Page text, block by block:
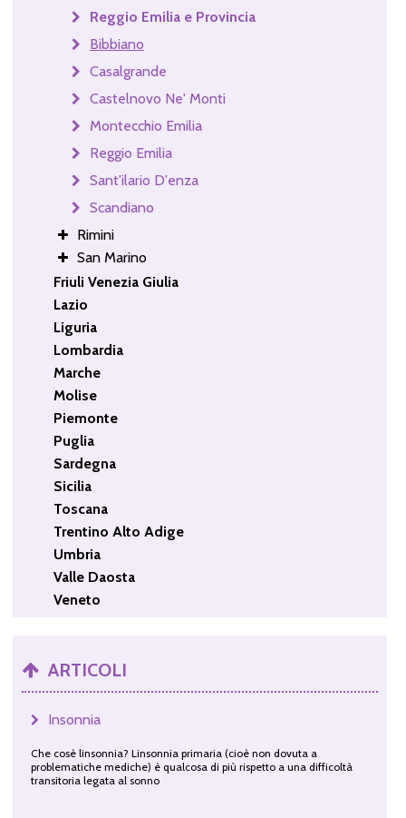
Reggio Emilia e Provincia
Bibbiano
Casalgrande
Castelnovo Ne' Monti
Montecchio Emilia
Reggio Emilia
Sant'ilario D'enza
Scandiano
Rimini
San Marino
Friuli Venezia Giulia
Lazio
Liguria
Lombardia
Marche
Molise
Piemonte
Puglia
Sardegna
Sicilia
Toscana
Trentino Alto Adige
Umbria
Valle Daosta
Veneto
ARTICOLI
Insonnia
Che cosè linsonnia? Linsonnia primaria (cioè non dovuta a
problematiche mediche) è qualcosa di più rispetto a una difficoltà
transitoria legata al sonno